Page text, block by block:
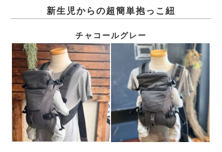
新生児からの超簡単抱っこ紐
チャコールグレー